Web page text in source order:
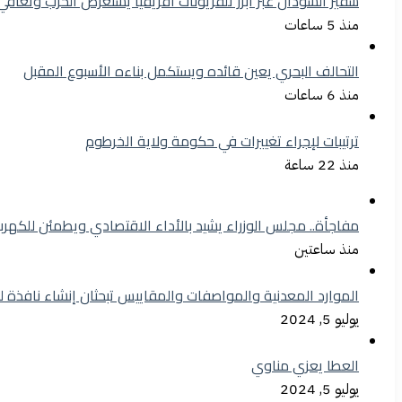
منذ 5 ساعات
التحالف البحري يعين قائده ويستكمل بناءه الأسبوع المقبل
منذ 6 ساعات
ترتيبات لإجراء تغييرات في حكومة ولاية الخرطوم
منذ 22 ساعة
مفاجأة.. مجلس الوزراء يشيد بالأداء الاقتصادي ويطمئن
منذ ساعتين
الموارد المعدنية والمواصفات والمقاييس تبحثان إنشاء
يوليو 5, 2024
العطا يعزي مناوي
يوليو 5, 2024